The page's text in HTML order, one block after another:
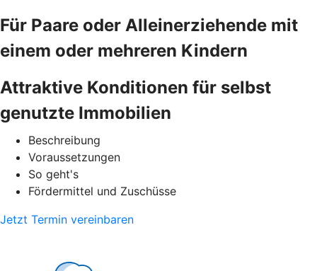
Für Paare oder Alleinerziehende mit
einem oder mehreren Kindern
Attraktive Konditionen für selbst
genutzte Immobilien
Beschreibung
Voraussetzungen
So geht's
Fördermittel und Zuschüsse
Jetzt Termin vereinbaren